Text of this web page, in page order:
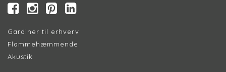
Gardiner til erhverv
Flammehæmmende
Akustik